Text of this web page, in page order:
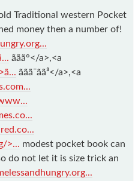
Traditional western Pocket
money then a number of!
ããã°</a>,<a
ããã¯ãã³</a>,<a
>... modest pocket book can
do not let it is size trick an